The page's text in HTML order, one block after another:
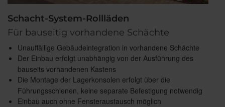
Schacht-System-Rollläden
Für bauseitig vorhandene Schächte
Unauffällige Gebäudeintegration in vorhandene Schächte
Der Einbau erfolgt unabhängig von der Ausführung des
bauseits vorhandenen Kastens
Die Montage der Lagerkonsolen erfolgt über die
Führungsschienen, keine separate Befestigung notwendig
Einbau auch ohne Fensteraustausch möglich